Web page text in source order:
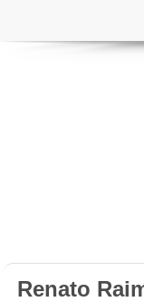
Renato